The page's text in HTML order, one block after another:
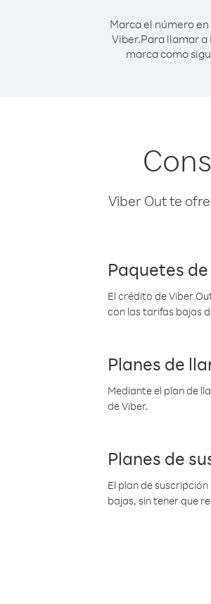
Marca el número
Viber.Para llamar
marca como
Viber Out te
Paquetes
El crédito de Viber
con las tarifas bajas
Planes de
Mediante el plan de
de Viber.
Planes de
El plan de
bajas, sin tener que